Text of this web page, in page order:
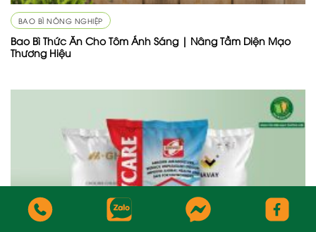
BAO BÌ NÔNG NGHIỆP
Bao Bì Thức Ăn Cho Tôm Ánh Sáng | Nâng Tầm Diện Mạo
Thương Hiệu